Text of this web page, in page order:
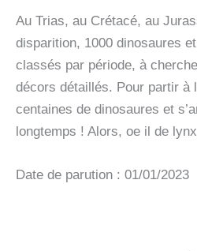
Au Trias, au Crétacé, au
disparition, 1000 dinosaures
classés par période, à
décors détaillés. Pour partir à
centaines de dinosaures et
longtemps ! Alors, oe il de
Date de parution : 01/01/2023